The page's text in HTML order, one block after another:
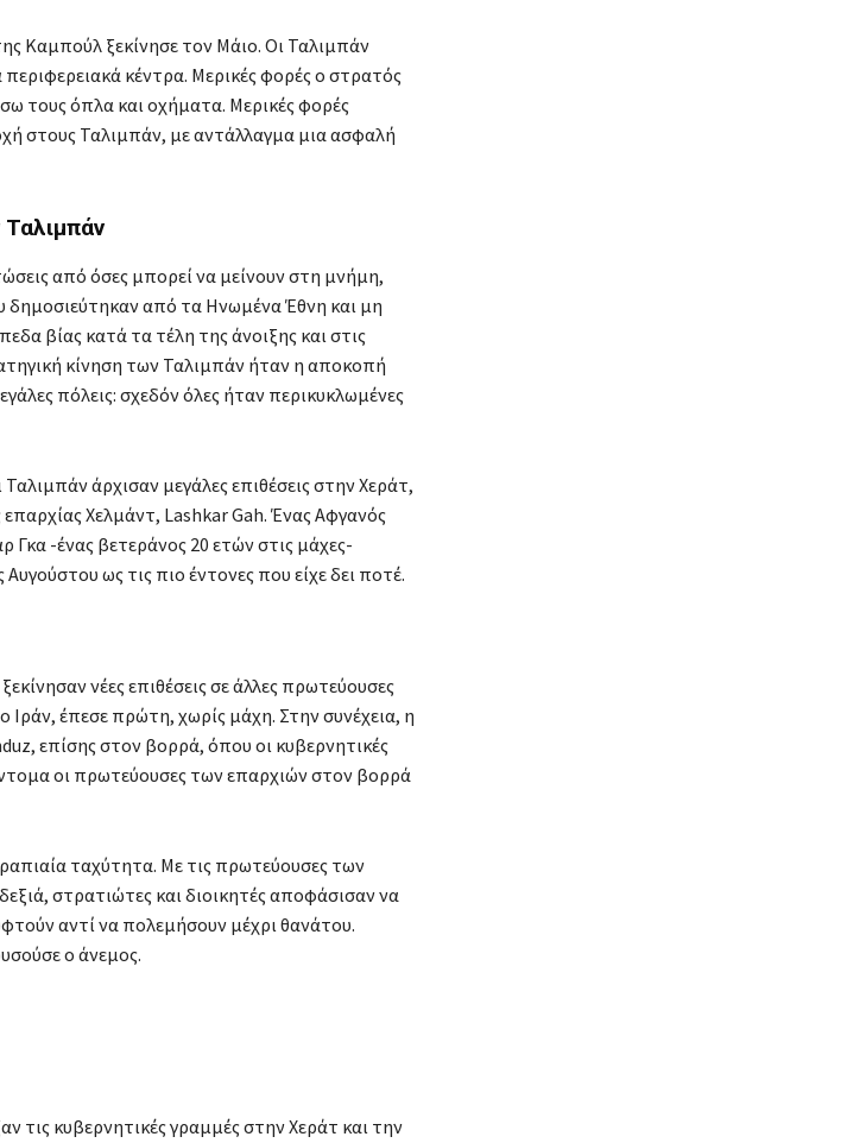
Καμπούλ ξεκίνησε τον Μάιο. Οι Ταλιμπάν
κέντρα. Μερικές φορές ο στρατός
τους όπλα και οχήματα. Μερικές φορές
στους Ταλιμπάν, με αντάλλαγμα μια ασφαλή
από όσες μπορεί να μείνουν στη μνήμη,
δημοσιεύτηκαν από τα Ηνωμένα Έθνη και μη
βίας κατά τα τέλη της άνοιξης και στις
κίνηση των Ταλιμπάν ήταν η αποκοπή
πόλεις: σχεδόν όλες ήταν περικυκλωμένες
άρχισαν μεγάλες επιθέσεις στην Χεράτ,
Χελμάντ, Lashkar Gah. Ένας Αφγανός
Γκα -ένας βετεράνος 20 ετών στις μάχες-
ως τις πιο έντονες που είχε δει ποτέ.
νέες επιθέσεις σε άλλες πρωτεύουσες
έπεσε πρώτη, χωρίς μάχη. Στην συνέχεια, η
επίσης στον βορρά, όπου οι κυβερνητικές
οι πρωτεύουσες των επαρχιών στον βορρά
ταχύτητα. Με τις πρωτεύουσες των
στρατιώτες και διοικητές αποφάσισαν να
αντί να πολεμήσουν μέχρι θανάτου.
ο άνεμος.
τις κυβερνητικές γραμμές στην Χεράτ και την